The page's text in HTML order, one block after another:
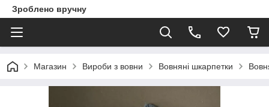
Зроблено вручну
Магазин Вироби з вовни Вовняні шкарпетки